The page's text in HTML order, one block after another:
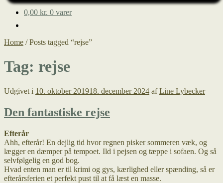
0,00 kr. 0 varer
Home /Posts tagged “rejse”
Tag: rejse
Udgivet i 10. oktober 201918. december 2024 afLine Lybecker
Den fantastiske rejse
Efterår
Ahh, efterår! En dejlig tid hvor regnen pisker sommeren væk, og
lægger en dæmper på tempoet. Ild i pejsen og tæppe i sofaen. Og så
selvfølgelig en god bog.
Hvad enten man er til krimi og gys, kærlighed eller spænding, så er
efterårsferien et perfekt pust til at få læst en masse.